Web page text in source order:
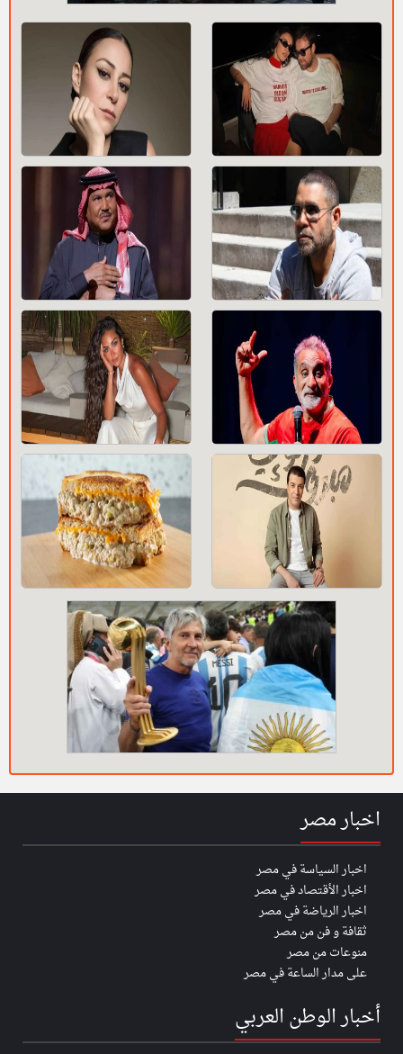
اخبار مصر
اخبار السياسة في مصر
اخبار الأقتصاد في مصر
اخبار الرياضة في مصر
ثقافة و فن من مصر
منوعات من مصر
على مدار الساعة في مصر
أخبار الوطن العربي